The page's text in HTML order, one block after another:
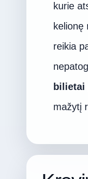
kurie
kelionę
reikia
mažytį